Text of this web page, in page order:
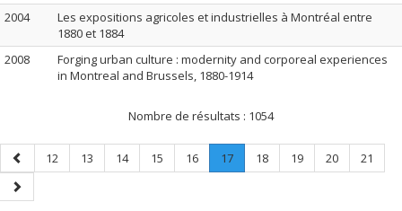
2004
Les expositions agricoles et industrielles à Montréal entre
1880 et 1884
2008
Forging urban culture : modernity and corporeal experiences
in Montreal and Brussels, 1880-1914
Nombre de résultats : 1054
Page
précédente
Page
12 Page
13 Page
14 Page
15 Page
16 Page
17.
Page
Page
18 Page
19 Page
20 Page
21
Page
suivante